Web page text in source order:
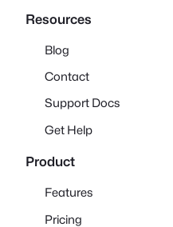
Resources
Blog
Contact
Support Docs
Get Help
Product
Features
Pricing